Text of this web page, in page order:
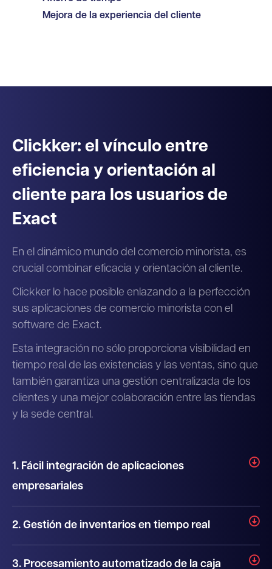
Mejora de la experiencia del cliente
Clickker: el vínculo entre
eficiencia y orientación al
cliente para los usuarios de
Exact
En el dinámico mundo del comercio minorista, es
crucial combinar eficacia y orientación al cliente.
Clickker lo hace posible enlazando a la perfección
sus aplicaciones de comercio minorista con el
software de Exact.
Esta integración no sólo proporciona visibilidad en
tiempo real de las existencias y las ventas, sino que
también garantiza una gestión centralizada de los
clientes y una mejor colaboración entre las tiendas
y la sede central.
1. Fácil integración de aplicaciones
empresariales
2. Gestión de inventarios en tiempo real
3. Procesamiento automatizado de la caja